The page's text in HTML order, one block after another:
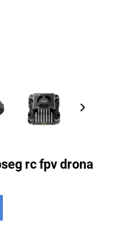
rc fpv drona